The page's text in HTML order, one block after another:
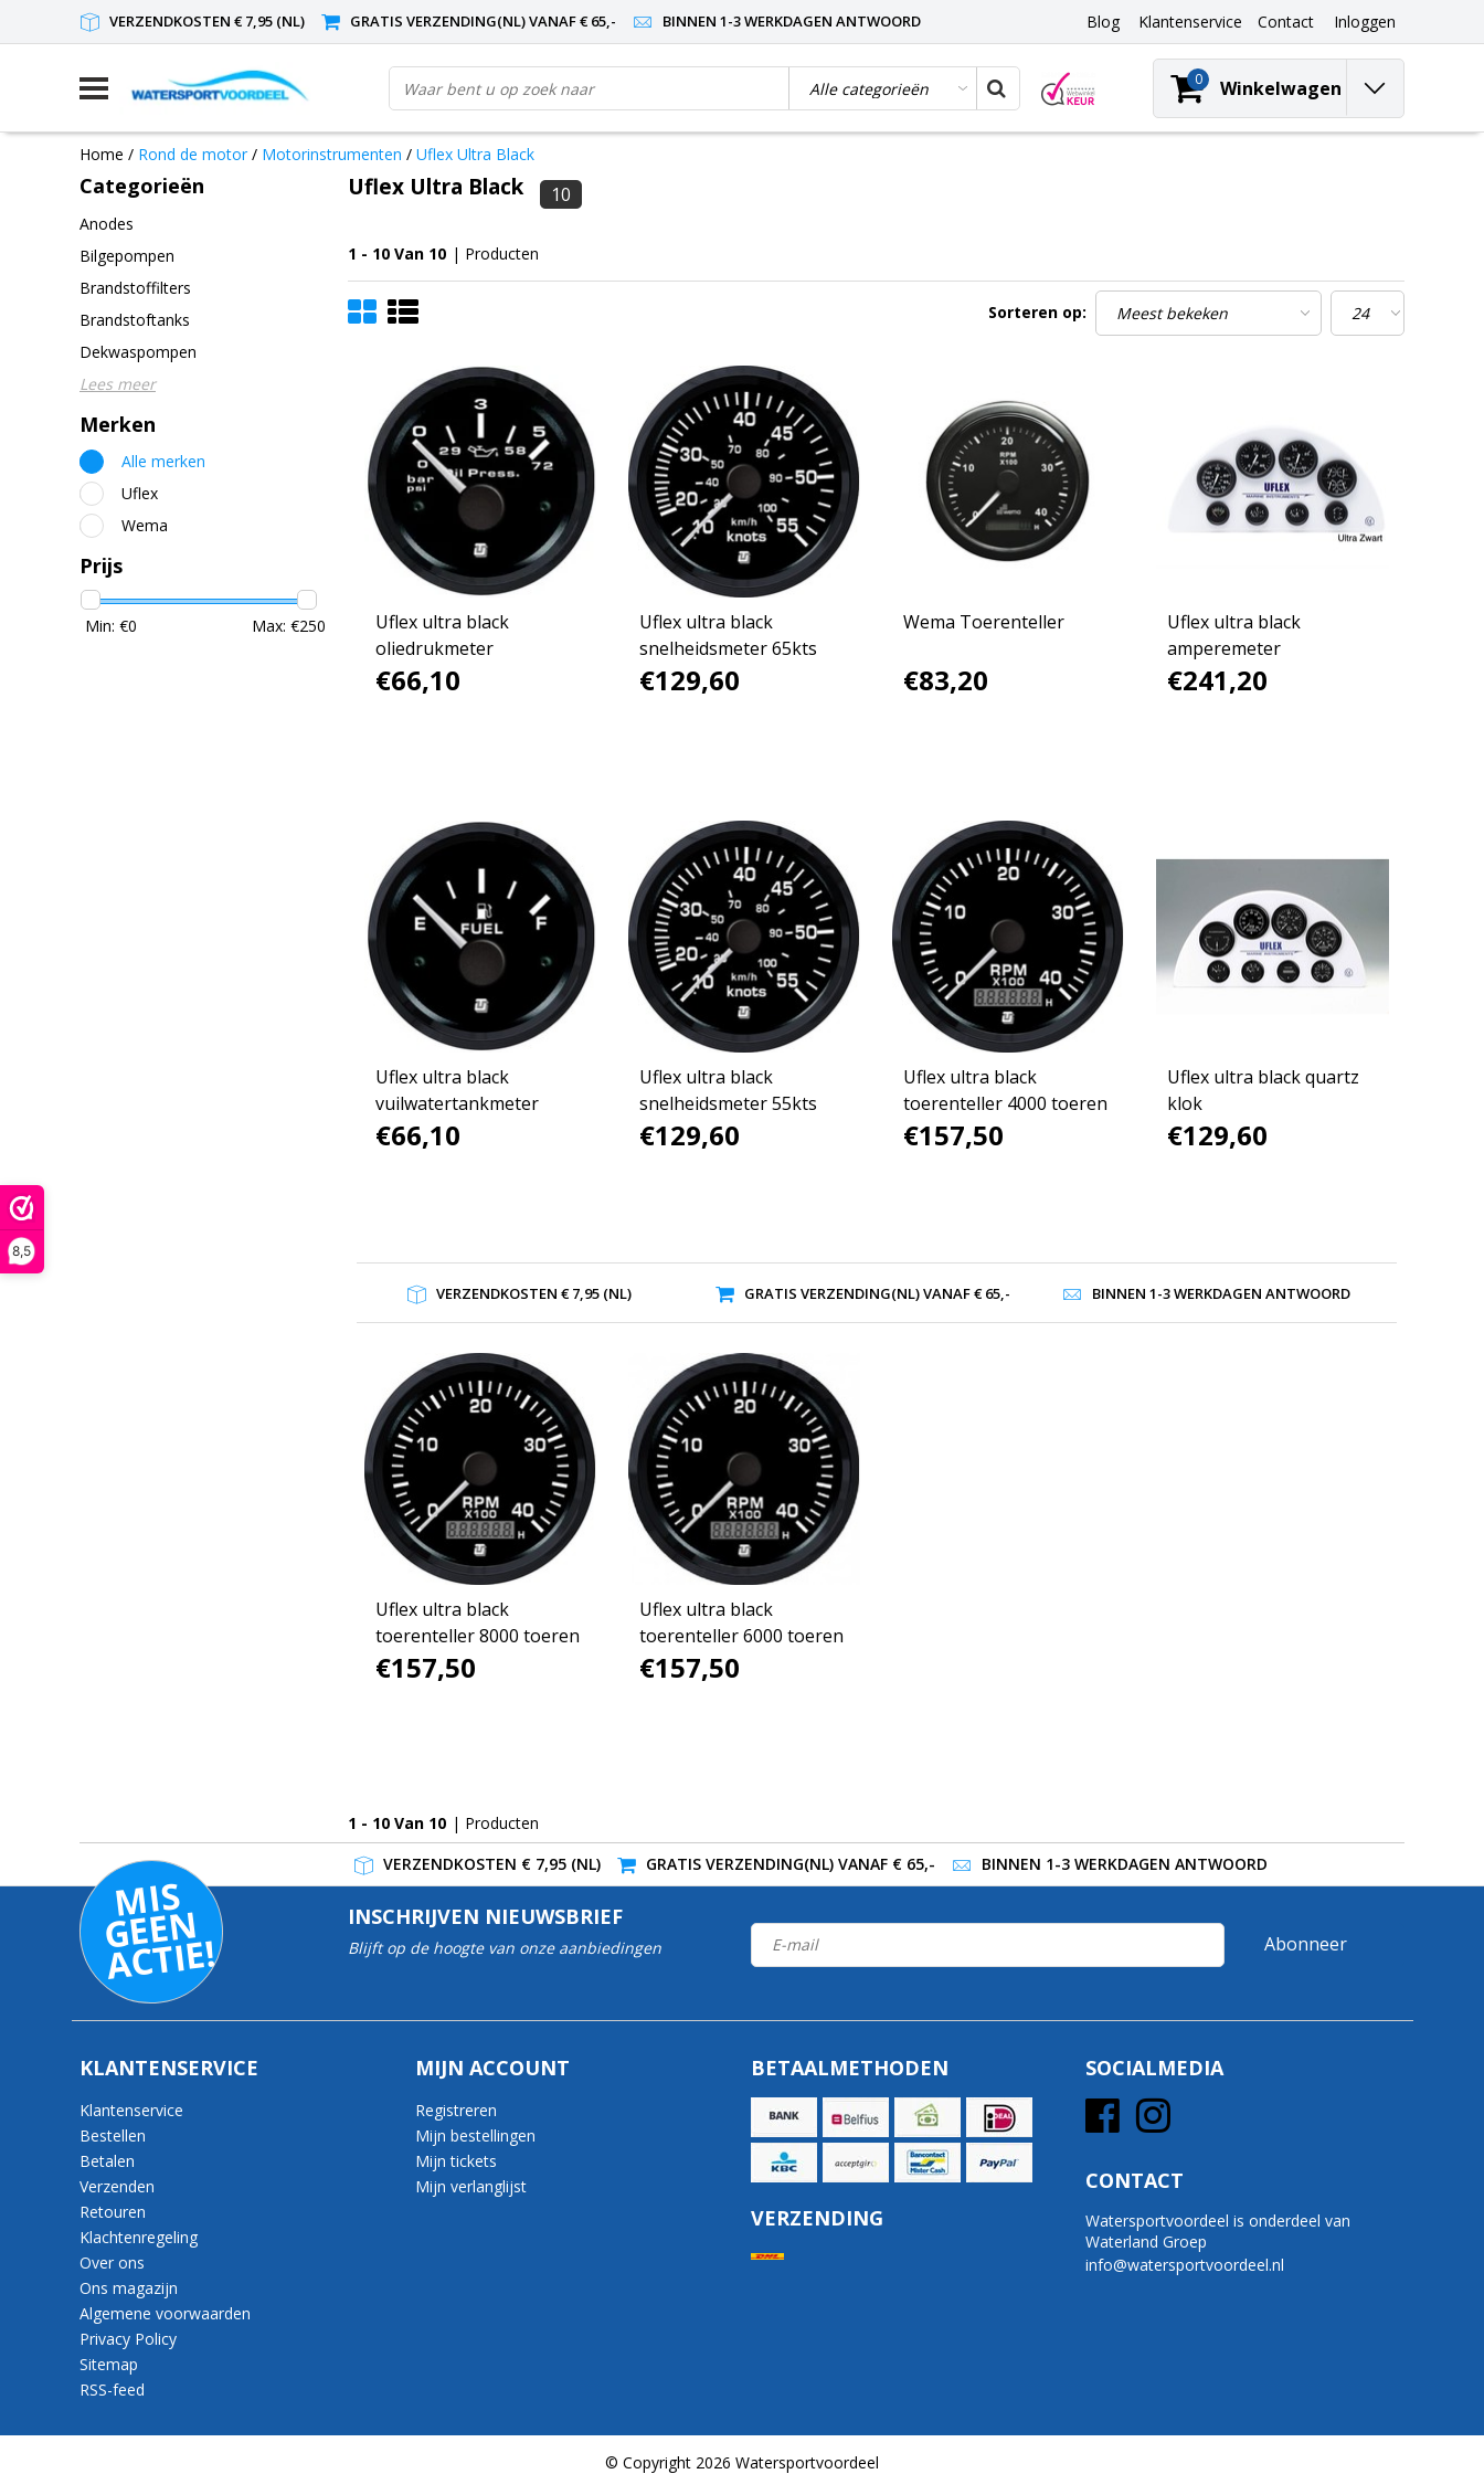
8,5
VERZENDKOSTEN € 7,95 (NL) GRATIS VERZENDING(NL) VANAF € 65,- BINNEN 1-3 WERKDAGEN ANTWOORD Blog Klantenservice Contact Inloggen
0 Winkelwagen
Home / Rond de motor/ Motorinstrumenten / Uflex Ultra Black
Categorieën
Anodes
Bilgepompen
Brandstoffilters
Brandstoftanks
Dekwaspompen
Lees meer
Merken
Alle merken
Uflex
Wema
Prijs
Min: €0 Max: €250
Uflex Ultra Black 10
1 - 10 Van 10 | Producten
Sorteren op:
Uflex ultra black
oliedrukmeter
€66,10
Uflex ultra black
snelheidsmeter 65kts
€129,60
Wema Toerenteller
€83,20
Uflex ultra black
amperemeter
€241,20
Uflex ultra black
vuilwatertankmeter
€66,10
Uflex ultra black
snelheidsmeter 55kts
€129,60
Uflex ultra black
toerenteller 4000 toeren
€157,50
Uflex ultra black quartz
klok
€129,60
VERZENDKOSTEN € 7,95 (NL) GRATIS VERZENDING(NL) VANAF € 65,- BINNEN 1-3 WERKDAGEN ANTWOORD
Uflex ultra black
toerenteller 8000 toeren
€157,50
Uflex ultra black
toerenteller 6000 toeren
€157,50
1 - 10 Van 10 | Producten
VERZENDKOSTEN € 7,95 (NL)
GRATIS VERZENDING(NL) VANAF € 65,- BINNEN 1-3 WERKDAGEN ANTWOORD
MI
S
G
E
E
N
A
C
TI
E!
INSCHRIJVEN NIEUWSBRIEF
Blijft op de hoogte van onze aanbiedingen Abonneer
KLANTENSERVICE
Klantenservice
Bestellen
Betalen
Verzenden
Retouren
Klachtenregeling
Over ons
Ons magazijn
Algemene voorwaarden
Privacy Policy
Sitemap
RSS-feed
MIJN ACCOUNT
Registreren
Mijn bestellingen
Mijn tickets
Mijn verlanglijst
BETAALMETHODEN
VERZENDING
SOCIALMEDIA
CONTACT
Watersportvoordeel is onderdeel van
Waterland Groep
info@watersportvoordeel.nl
© Copyright 2026 Watersportvoordeel